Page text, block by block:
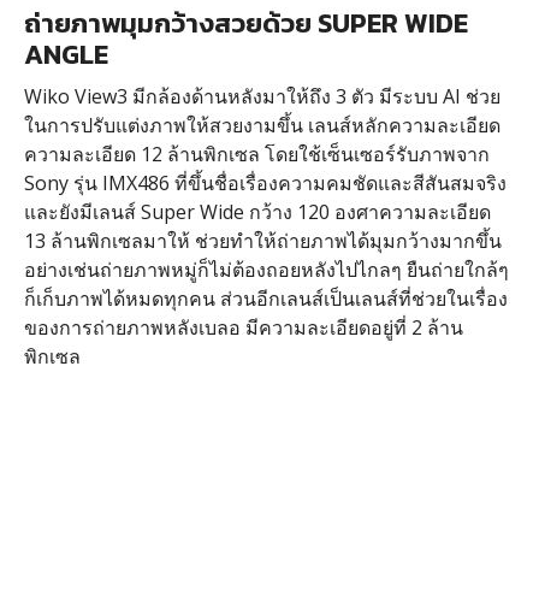
ถ่ายภาพมุมกว้างสวยด้วย SUPER WIDE
ANGLE
Wiko View3 มีกล้องด้านหลังมาให้ถึง 3 ตัว มีระบบ AI ช่วย
ในการปรับแต่งภาพให้สวยงามขึ้น เลนส์หลักความละเอียด
ความละเอียด 12 ล้านพิกเซล โดยใช้เซ็นเซอร์รับภาพจาก
Sony รุ่น IMX486 ที่ขึ้นชื่อเรื่องความคมชัดและสีสันสมจริง
และยังมีเลนส์ Super Wide กว้าง 120 องศาความละเอียด
13 ล้านพิกเซลมาให้ ช่วยทำให้ถ่ายภาพได้มุมกว้างมากขึ้น
อย่างเช่นถ่ายภาพหมู่ก็ไม่ต้องถอยหลังไปไกลๆ ยืนถ่ายใกล้ๆ
ก็เก็บภาพได้หมดทุกคน ส่วนอีกเลนส์เป็นเลนส์ที่ช่วยในเรื่อง
ของการถ่ายภาพหลังเบลอ มีความละเอียดอยู่ที่ 2 ล้าน
พิกเซล